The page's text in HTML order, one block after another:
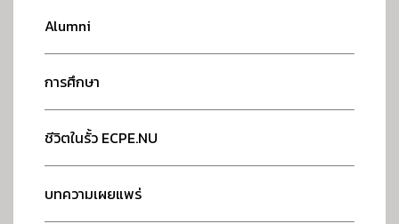
Alumni
การศึกษา
ชีวิตในรั้ว ECPE.NU
บทความเผยแพร่